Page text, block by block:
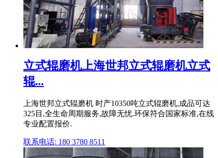
立式辊磨机上海世邦立式辊磨机立式
辊...
上海世邦立式辊磨机 时产10350吨立式辊磨机,成品可达
325目,全生命周期服务,故障无忧.环保符合国家标准,在线
专业配置报价.
联系电话: 180 3780 8511